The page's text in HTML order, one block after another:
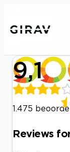
9,1
1.475
Reviews